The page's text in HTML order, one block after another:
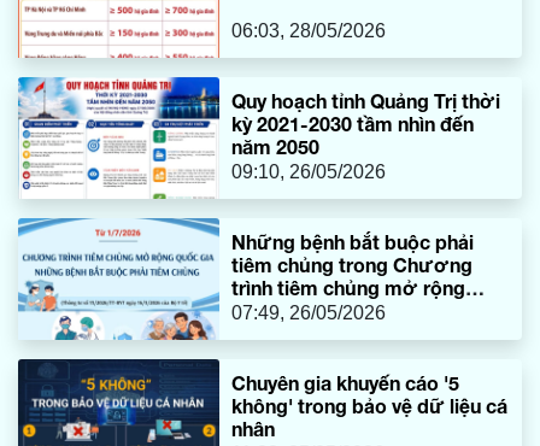
06:03, 28/05/2026
Quy hoạch tỉnh Quảng Trị thời
kỳ 2021-2030 tầm nhìn đến
năm 2050
09:10, 26/05/2026
Những bệnh bắt buộc phải
tiêm chủng trong Chương
trình tiêm chủng mở rộng
quốc gia
07:49, 26/05/2026
Chuyên gia khuyến cáo '5
không' trong bảo vệ dữ liệu cá
nhân